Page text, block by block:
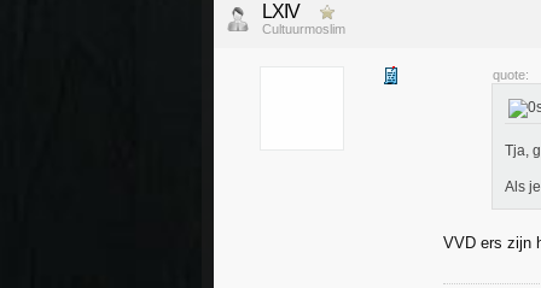
LXIV
Cultuurmoslim
quote:
Tja,
Als
VVD ers zijn